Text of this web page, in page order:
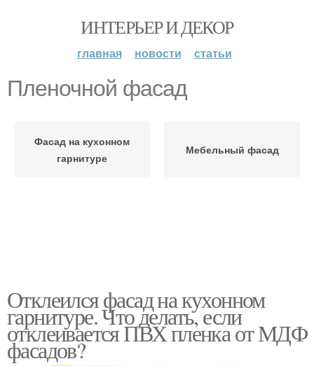
ИНТЕРЬЕР И ДЕКОР
главная новости статьи
Пленочной фасад
Фасад на кухонном
гарнитуре
Мебельный фасад
Отклеился фасад на кухонном
гарнитуре. Что делать, если
отклеивается ПВХ пленка от МДФ
фасадов?